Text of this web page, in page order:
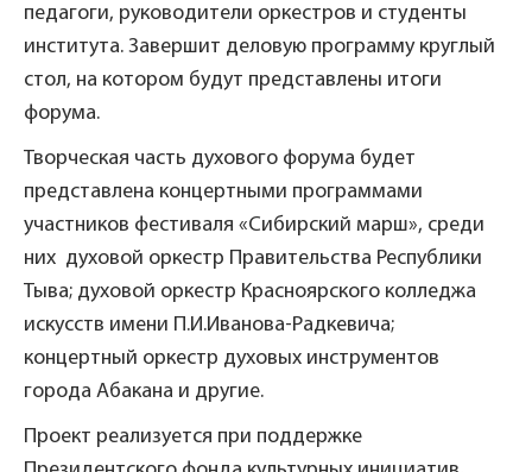
педагоги, руководители оркестров и студенты
института. Завершит деловую программу круглый
стол, на котором будут представлены итоги
форума.
Творческая часть духового форума будет
представлена концертными программами
участников фестиваля «Сибирский марш», среди
них духовой оркестр Правительства Республики
Тыва; духовой оркестр Красноярского колледжа
искусств имени П.И.Иванова-Радкевича;
концертный оркестр духовых инструментов
города Абакана и другие.
Проект реализуется при поддержке